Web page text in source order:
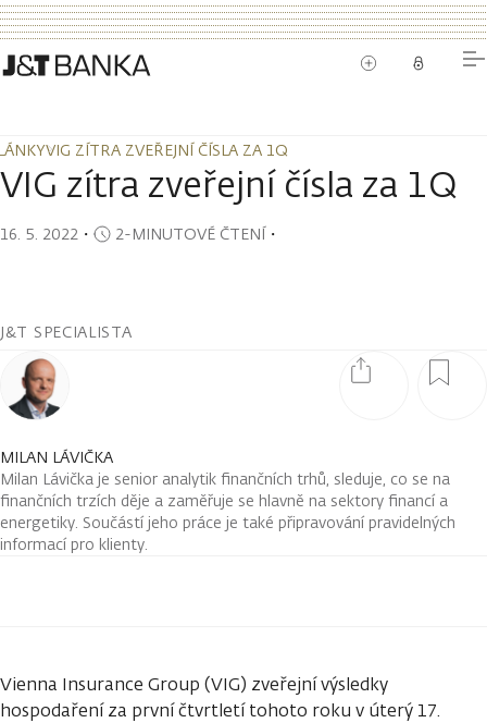
VIG ZÍTRA ZVEŘEJNÍ ČÍSLA ZA 1Q
VIG ZÍTRA ZVEŘEJNÍ ČÍSLA ZA 1Q
VIG zítra zveřejní čísla za 1Q
16. 5. 2022 ・ 2-MINUTOVÉ ČTENÍ・
J&T SPECIALISTA
MILAN LÁVIČKA
Milan Lávička je senior analytik finančních trhů, sleduje, co se na
finančních trzích děje a zaměřuje se hlavně na sektory financí a
energetiky. Součástí jeho práce je také připravování pravidelných
informací pro klienty.
Vienna Insurance Group (VIG) zveřejní výsledky
hospodaření za první čtvrtletí tohoto roku v úterý 17.